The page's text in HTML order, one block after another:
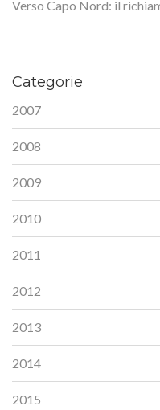
Verso Capo Nord: il
Categorie
2007
2008
2009
2010
2011
2012
2013
2014
2015